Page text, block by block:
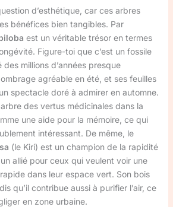
d’esthétique, car ces arbres
bénéfices bien tangibles. Par
est un véritable trésor en termes
Figure-toi que c’est un fossile
millions d’années presque
agréable en été, et ses feuilles
spectacle doré à admirer en automne.
des vertus médicinales dans la
une aide pour la mémoire, ce qui
intéressant. De même, le
(le Kiri) est un champion de la rapidité
allié pour ceux qui veulent voir une
dans leur espace vert. Son bois
qu’il contribue aussi à purifier l’air, ce
en zone urbaine.